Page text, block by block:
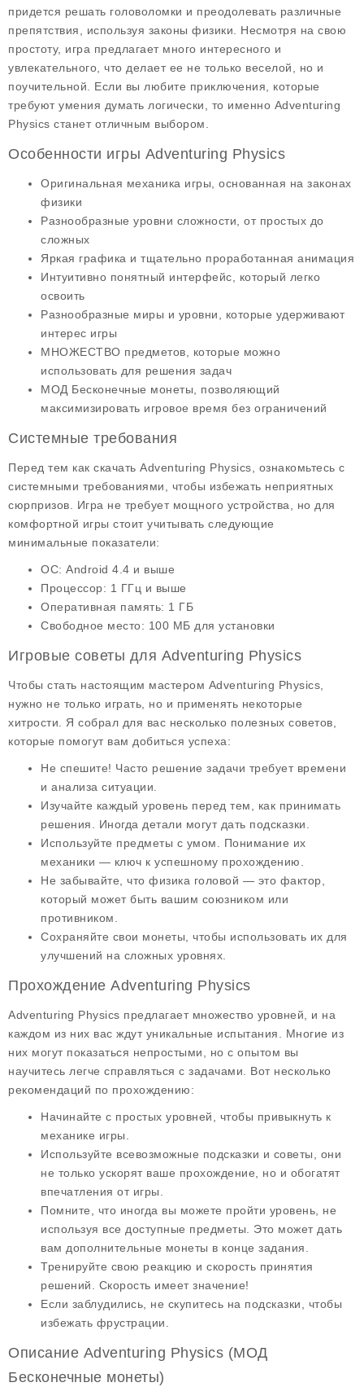
придется решать головоломки и преодолевать различные
препятствия, используя законы физики . Несмотря на свою
простоту, игра предлагает много интересного и
увлекательного, что делает ее не только веселой, но и
поучительной. Если вы любите приключения , которые
требуют умения думать логически, то именно Adventuring
Physics станет отличным выбором.
Особенности игры Adventuring Physics
Оригинальная механика игры, основанная на законах
физики
Разнообразные уровни сложности, от простых до
сложных
Яркая графика и тщательно проработанная анимация
Интуитивно понятный интерфейс , который легко
освоить
Разнообразные миры и уровни, которые удерживают
интерес игры
МНОЖЕСТВО предметов, которые можно
использовать для решения задач
МОД Бесконечные монеты , позволяющий
максимизировать игровое время без ограничений
Системные требования
Перед тем как скачать Adventuring Physics, ознакомьтесь с
системными требованиями, чтобы избежать неприятных
сюрпризов. Игра не требует мощного устройства, но для
комфортной игры стоит учитывать следующие
минимальные показатели:
ОС: Android 4.4 и выше
Процессор: 1 ГГц и выше
Оперативная память: 1 ГБ
Свободное место: 100 МБ для установки
Игровые советы для Adventuring Physics
Чтобы стать настоящим мастером Adventuring Physics,
нужно не только играть, но и применять некоторые
хитрости. Я собрал для вас несколько полезных советов,
которые помогут вам добиться успеха:
Не спешите! Часто решение задачи требует времени
и анализа ситуации.
Изучайте каждый уровень перед тем, как принимать
решения. Иногда детали могут дать подсказки.
Используйте предметы с умом. Понимание их
механики — ключ к успешному прохождению.
Не забывайте, что физика головой — это фактор,
который может быть вашим союзником или
противником.
Сохраняйте свои монеты , чтобы использовать их для
улучшений на сложных уровнях.
Прохождение Adventuring Physics
Adventuring Physics предлагает множество уровней, и на
каждом из них вас ждут уникальные испытания. Многие из
них могут показаться непростыми, но с опытом вы
научитесь легче справляться с задачами. Вот несколько
рекомендаций по прохождению:
Начинайте с простых уровней, чтобы привыкнуть к
механике игры.
Используйте всевозможные подсказки и советы, они
не только ускорят ваше прохождение, но и обогатят
впечатления от игры.
Помните, что иногда вы можете пройти уровень, не
используя все доступные предметы. Это может дать
вам дополнительные монеты в конце задания.
Тренируйте свою реакцию и скорость принятия
решений. Скорость имеет значение!
Если заблудились, не скупитесь на подсказки, чтобы
избежать фрустрации.
Описание Adventuring Physics (МОД
Бесконечные монеты)